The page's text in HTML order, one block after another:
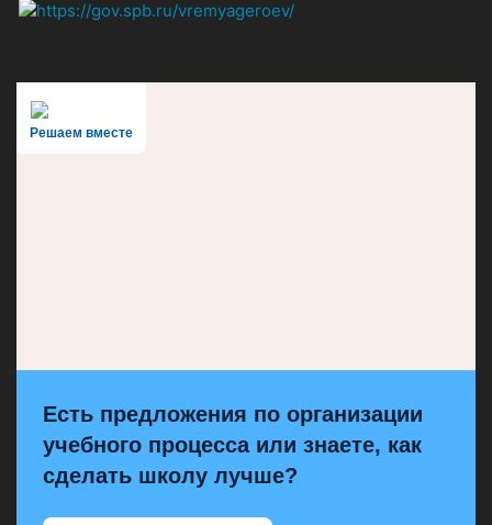
Решаем вместе
Есть предложения по организации
учебного процесса или знаете, как
сделать школу лучше?